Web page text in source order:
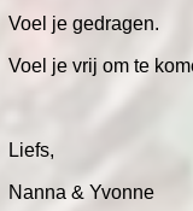
Voel je gedragen.
Voel je vrij om te
Liefs,
Nanna & Yvonne